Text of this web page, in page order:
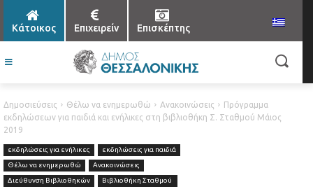
Κάτοικος Επιχειρείν Επισκέπτης
Δημοσιεύσεις Θέλω να ενημερωθώ Ανακοινώσεις
Πρόγραμμα
εκδηλώσεων για παιδιά και ενήλικες στη βιβλιοθήκη Σ. Σταθμού Μάιος
2019
εκδηλώσεις για ενήλικες
εκδηλώσεις για παιδιά
Θέλω να ενημερωθώ
Ανακοινώσεις
Διεύθυνση Βιβλιοθηκών
Βιβλιοθήκη Σταθμού